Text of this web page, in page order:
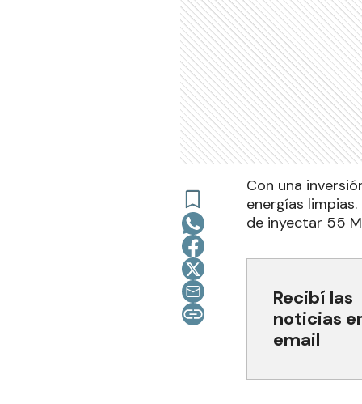
Con una
energías
de inyectar 55
Recibí las
noticias
email